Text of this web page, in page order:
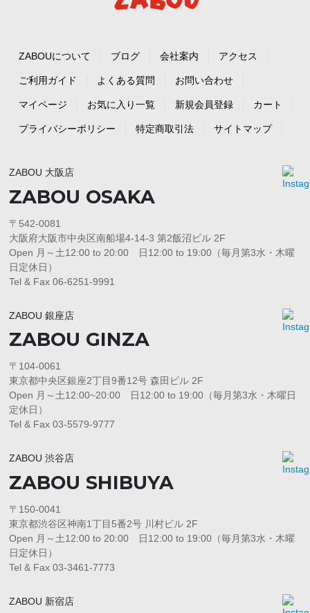
ZABOUについて ブログ 会社案内 アクセス
ご利用ガイド よくある質問 お問い合わせ
マイページ お気に入り一覧 新規会員登録 カート
プライバシーポリシー 特定商取引法 サイトマップ
ZABOU 大阪店
ZABOU OSAKA
〒542-0081
大阪府大阪市中央区南船場4-14-3 第2飯沼ビル 2F
Open 月～土12:00 to 20:00 日12:00 to 19:00（毎月第3水・木曜
日定休日）
Tel & Fax 06-6251-9991
ZABOU 銀座店
ZABOU GINZA
〒104-0061
東京都中央区銀座2丁目9番12号 森田ビル 2F
Open 月～土12:00~20:00 日12:00 to 19:00（毎月第3水・木曜日
定休日）
Tel & Fax 03-5579-9777
ZABOU 渋谷店
ZABOU SHIBUYA
〒150-0041
東京都渋谷区神南1丁目5番2号 川村ビル 2F
Open 月～土12:00 to 20:00 日12:00 to 19:00（毎月第3水・木曜
日定休日）
Tel & Fax 03-3461-7773
ZABOU 新宿店